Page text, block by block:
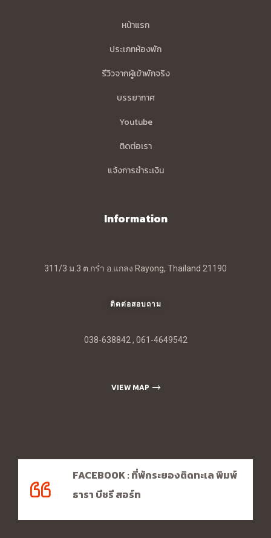
หน้าแรก
ประเภทห้องพัก
รีวิวจากผู้เข้าพักจริง
บรรยากาศ
Youtube
ติดต่อเรา
แจ้งการชำระเงิน
Information
311/3 ม.3 ต.กร่ำ อ.แกลง Rayong, Thailand 21190
ติดต่อสอบถาม
038-638842 , 061-4649542
VIEW MAP
FACEBOOK : ที่พักระยองติดทะเล พิมพ์
ธารา บีชรี สอร์ท